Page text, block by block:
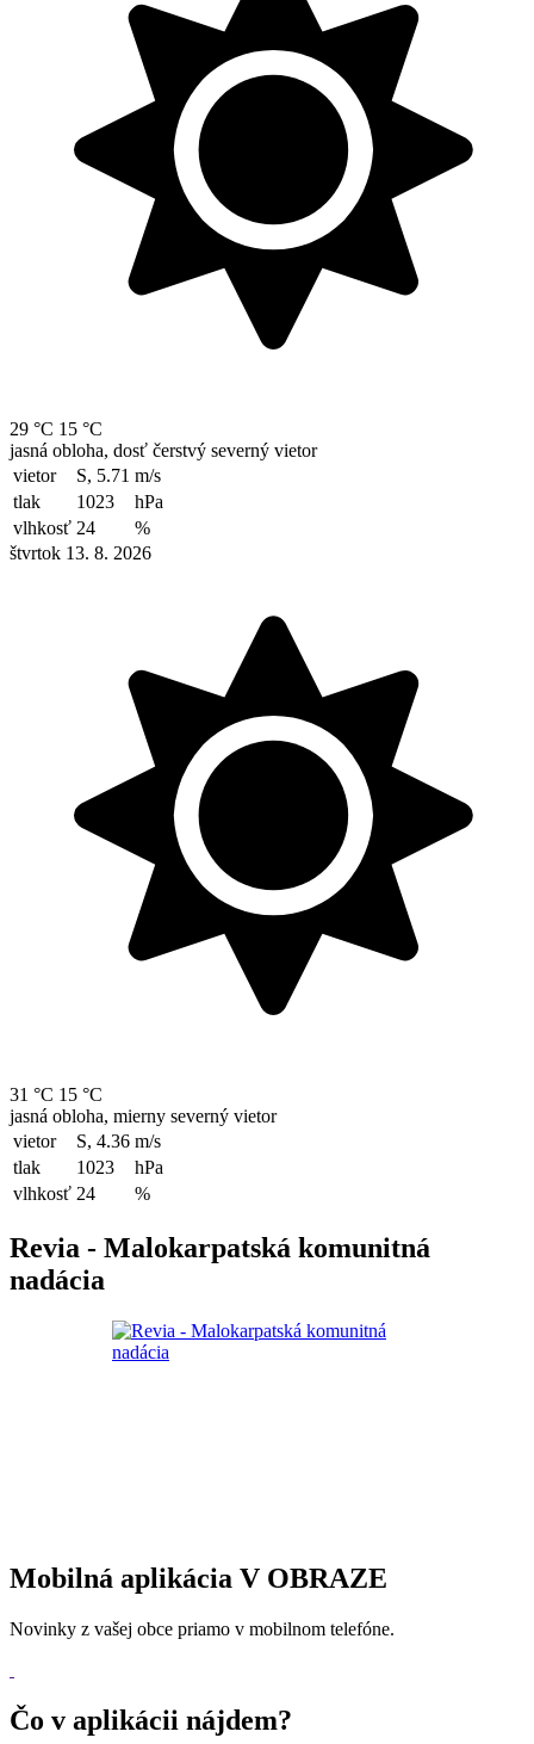
29 °C 15 °C
jasná obloha, dosť čerstvý severný vietor
vietor
S, 5.71 m/s
tlak
1023
hPa
vlhkosť 24
%
štvrtok 13. 8. 2026
31 °C 15 °C
jasná obloha, mierny severný vietor
vietor
S, 4.36 m/s
tlak
1023
hPa
vlhkosť 24 %
Revia - Malokarpatská komunitná
nadácia
Mobilná aplikácia V OBRAZE
Novinky z vašej obce priamo v mobilnom telefóne.
Čo v aplikácii nájdem?